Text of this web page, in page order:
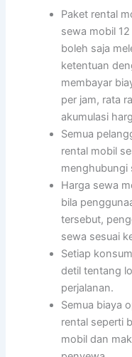
Paket rental
sewa mobil
boleh saja
ketentuan
membayar
per jam, rata
akumulasi
Semua
rental mobil
menghubungi
Harga sewa
bila
tersebut,
sewa sesuai
Setiap
detil tentang
perjalanan.
Semua biaya
rental seperti
mobil dan